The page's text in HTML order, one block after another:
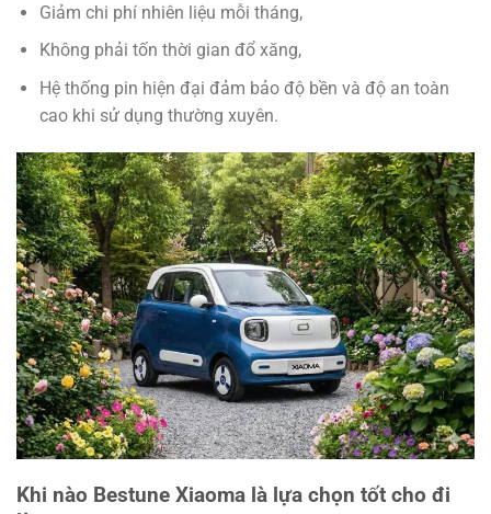
Giảm chi phí nhiên liệu mỗi tháng,
Không phải tốn thời gian đổ xăng,
Hệ thống pin hiện đại đảm bảo độ bền và độ an toàn
cao khi sử dụng thường xuyên.
Khi nào Bestune Xiaoma là lựa chọn tốt cho đi